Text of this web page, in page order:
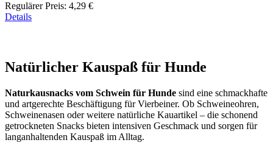
Regulärer Preis: 4,29 €
Details
Natürlicher Kauspaß für Hunde
Naturkausnacks vom Schwein für Hunde sind eine schmackhafte
und artgerechte Beschäftigung für Vierbeiner. Ob Schweineohren,
Schweinenasen oder weitere natürliche Kauartikel – die schonend
getrockneten Snacks bieten intensiven Geschmack und sorgen für
langanhaltenden Kauspaß im Alltag.